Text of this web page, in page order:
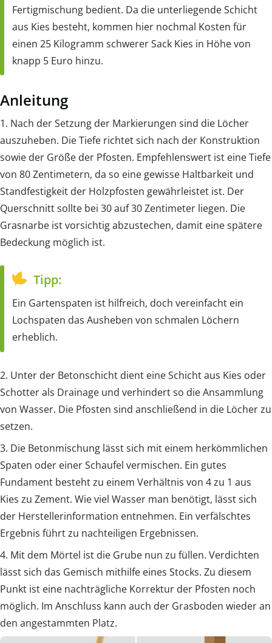
Fertigmischung bedient. Da die unterliegende Schicht
aus Kies besteht, kommen hier nochmal Kosten für
einen 25 Kilogramm schwerer Sack Kies in Höhe von
knapp 5 Euro hinzu.
Anleitung
1. Nach der Setzung der Markierungen sind die Löcher
auszuheben. Die Tiefe richtet sich nach der Konstruktion
sowie der Größe der Pfosten. Empfehlenswert ist eine Tiefe
von 80 Zentimetern, da so eine gewisse Haltbarkeit und
Standfestigkeit der Holzpfosten gewährleistet ist. Der
Querschnitt sollte bei 30 auf 30 Zentimeter liegen. Die
Grasnarbe ist vorsichtig abzustechen, damit eine spätere
Bedeckung möglich ist.
Tipp:
Ein Gartenspaten ist hilfreich, doch vereinfacht ein
Lochspaten das Ausheben von schmalen Löchern
erheblich.
2. Unter der Betonschicht dient eine Schicht aus Kies oder
Schotter als Drainage und verhindert so die Ansammlung
von Wasser. Die Pfosten sind anschließend in die Löcher zu
setzen.
3. Die Betonmischung lässt sich mit einem herkömmlichen
Spaten oder einer Schaufel vermischen. Ein gutes
Fundament besteht zu einem Verhältnis von 4 zu 1 aus
Kies zu Zement. Wie viel Wasser man benötigt, lässt sich
der Herstellerinformation entnehmen. Ein verfälschtes
Ergebnis führt zu nachteiligen Ergebnissen.
4. Mit dem Mörtel ist die Grube nun zu füllen. Verdichten
lässt sich das Gemisch mithilfe eines Stocks. Zu diesem
Punkt ist eine nachträgliche Korrektur der Pfosten noch
möglich. Im Anschluss kann auch der Grasboden wieder an
den angestammten Platz.